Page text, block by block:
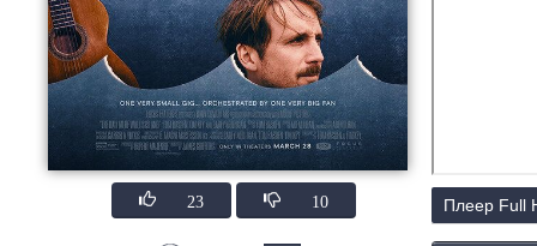
23 10 Плеер Full